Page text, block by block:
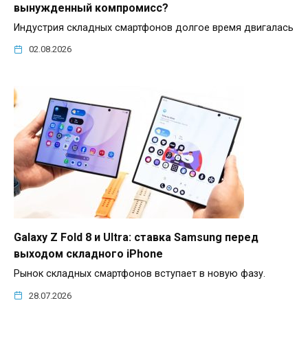
вынужденный компромисс?
Индустрия складных смартфонов долгое время двигалась
02.08.2026
Galaxy Z Fold 8 и Ultra: ставка Samsung перед
выходом складного iPhone
Рынок складных смартфонов вступает в новую фазу.
28.07.2026